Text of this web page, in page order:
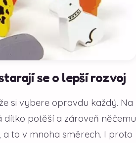
se o lepší rozvoj
si vybere opravdu každý. Na
potěší a zároveň něčemu
to v mnoha směrech. I proto